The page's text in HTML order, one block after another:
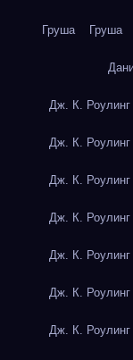
Груша Груша
Дж. К.
Дж. К.
Дж. К.
Дж. К.
Дж. К.
Дж. К.
Дж. К.